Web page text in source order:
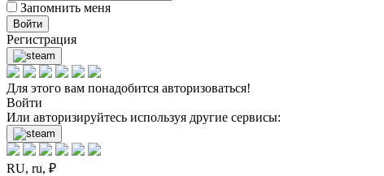
Запомнить меня
Войти
Регистрация
Для этого вам понадобится авторизоваться!
Войти
Или авторизируйтесь используя другие сервисы:
RU, ru, ₽